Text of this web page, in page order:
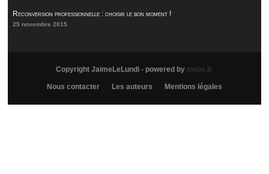
Reconversion professionnelle : choisir le bon moment !
25 novembre 2015
Copyright JaimeLeLundi - powered by invox.fr
Nous contacter Les auteurs Mentions légales